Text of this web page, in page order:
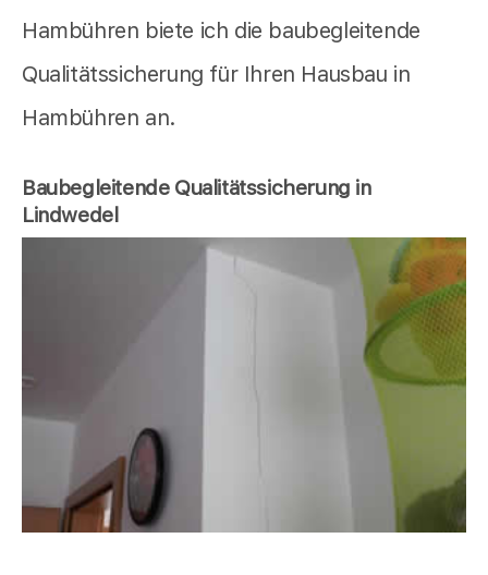
Hambühren biete ich die baubegleitende
Qualitätssicherung für Ihren Hausbau in
Hambühren an.
Baubegleitende Qualitätssicherung in
Lindwedel